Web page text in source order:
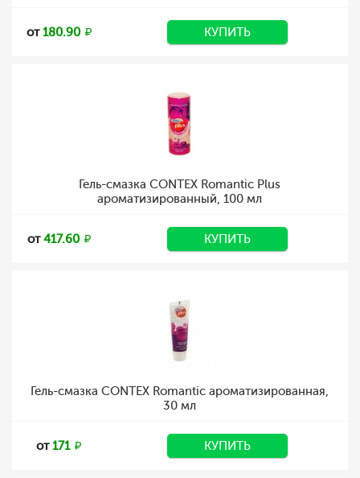
от180.90 КУПИТЬ
Гель-смазка CONTEX Romantic Plus
ароматизированный, 100 мл
от417.60 КУПИТЬ
Гель-смазка CONTEX Romantic ароматизированная,
30 мл
от171 КУПИТЬ